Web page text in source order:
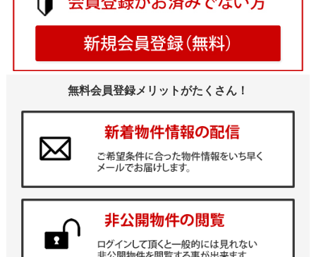
無料会員登録メリットがたくさん！